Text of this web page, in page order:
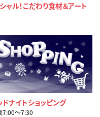
ャル！こだわり食材＆アート
ドナイトショッピング
7:00〜7:30